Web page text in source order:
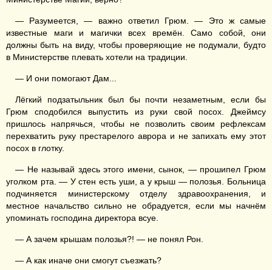
— Разумеется, — важно ответил Грюм. — Это ж самые
известные маги и магички всех времён. Само собой, они
должны быть на виду, чтобы проверяющие не подумали, будто
в Министерстве плевать хотели на традиции.
— И они помогают Дам...
Лёгкий подзатыльник был бы почти незаметным, если бы
Грюм сподобился выпустить из руки свой посох. Джеймсу
пришлось напрячься, чтобы не позволить своим рефлексам
перехватить руку престарелого аврора и не запихать ему этот
посох в глотку.
— Не называй здесь этого имени, сынок, — прошипел Грюм
уголком рта. — У стен есть уши, а у крыш — полозья. Больница
подчиняется министерскому отделу здравоохранения, и
местное начальство сильно не обрадуется, если мы начнём
упоминать господина директора всуе.
— А зачем крышам полозья?! — не понял Рон.
— А как иначе они смогут съезжать?